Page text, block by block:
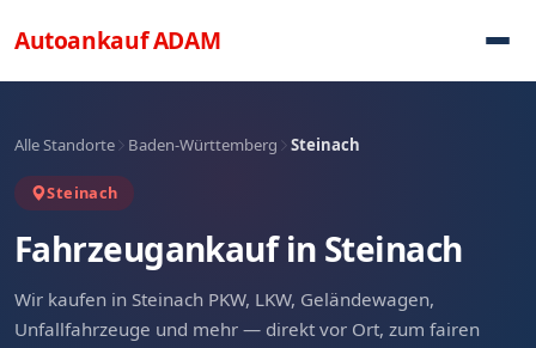
AutoankaufADAM
Alle Standorte Baden-Württemberg Steinach
Steinach
Fahrzeugankauf in Steinach
Wir kaufen in Steinach PKW, LKW, Geländewagen,
Unfallfahrzeuge und mehr — direkt vor Ort, zum fairen